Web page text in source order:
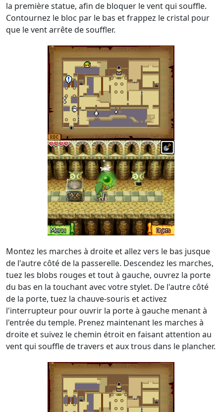
la première statue, afin de bloquer le vent qui souffle.
Contournez le bloc par le bas et frappez le cristal pour
que le vent arrête de souffler.
Montez les marches à droite et allez vers le bas jusque
de l'autre côté de la passerelle. Descendez les marches,
tuez les blobs rouges et tout à gauche, ouvrez la porte
du bas en la touchant avec votre stylet. De l'autre côté
de la porte, tuez la chauve-souris et activez
l'interrupteur pour ouvrir la porte à gauche menant à
l'entrée du temple. Prenez maintenant les marches à
droite et suivez le chemin étroit en faisant attention au
vent qui souffle de travers et aux trous dans le plancher.